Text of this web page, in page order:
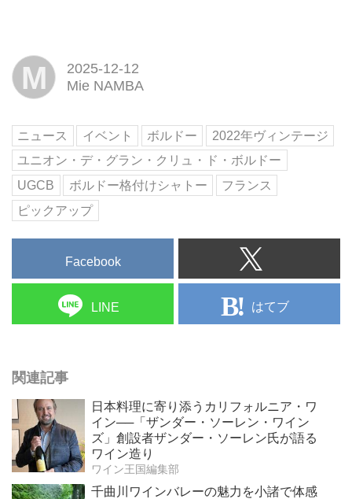
M
2025-12-12
Mie NAMBA
ニュース イベント ボルドー
2022年ヴィンテージ
ユニオン・デ・グラン・クリュ・ド・ボルドー
UGCB
ボルドー格付けシャトー
フランス
ピックアップ
Facebook
LINE はてブ
関連記事
日本料理に寄り添うカリフォルニア・ワ
イン──「ザンダー・ソーレン・ワイン
ズ」創設者ザンダー・ソーレン氏が語る
ワイン造り
ワイン王国編集部
千曲川ワインバレーの魅力を小諸で体感